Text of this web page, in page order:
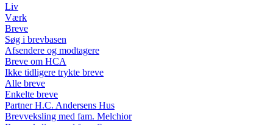
Liv
Værk
Breve
Søg i brevbasen
Afsendere og modtagere
Breve om HCA
Ikke tidligere trykte breve
Alle breve
Enkelte breve
Partner H.C. Andersens Hus
Brevveksling med fam. Melchior